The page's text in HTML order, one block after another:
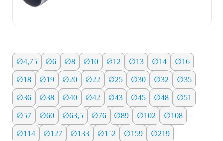
∅4,75 ∅6 ∅8 ∅10 ∅12 ∅13 ∅14 ∅16
∅18 ∅19 ∅20 ∅22 ∅25 ∅30 ∅32 ∅35
∅36 ∅38 ∅40 ∅42 ∅43 ∅45 ∅48 ∅51
∅57 ∅60 ∅63,5 ∅76 ∅89 ∅102 ∅108
∅114 ∅127 ∅133 ∅152 ∅159 ∅219